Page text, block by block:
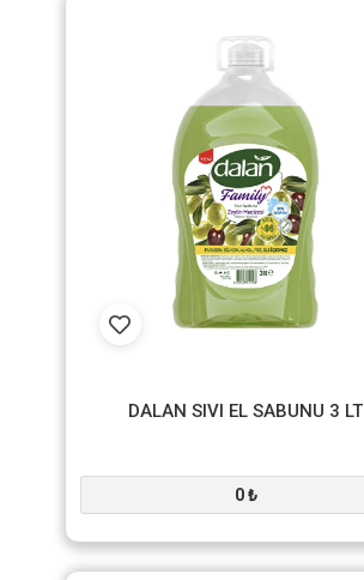
DALAN SIVI EL SABUNU 3 LT
0 ₺